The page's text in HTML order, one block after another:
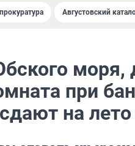
Августовский
моря,
при
на